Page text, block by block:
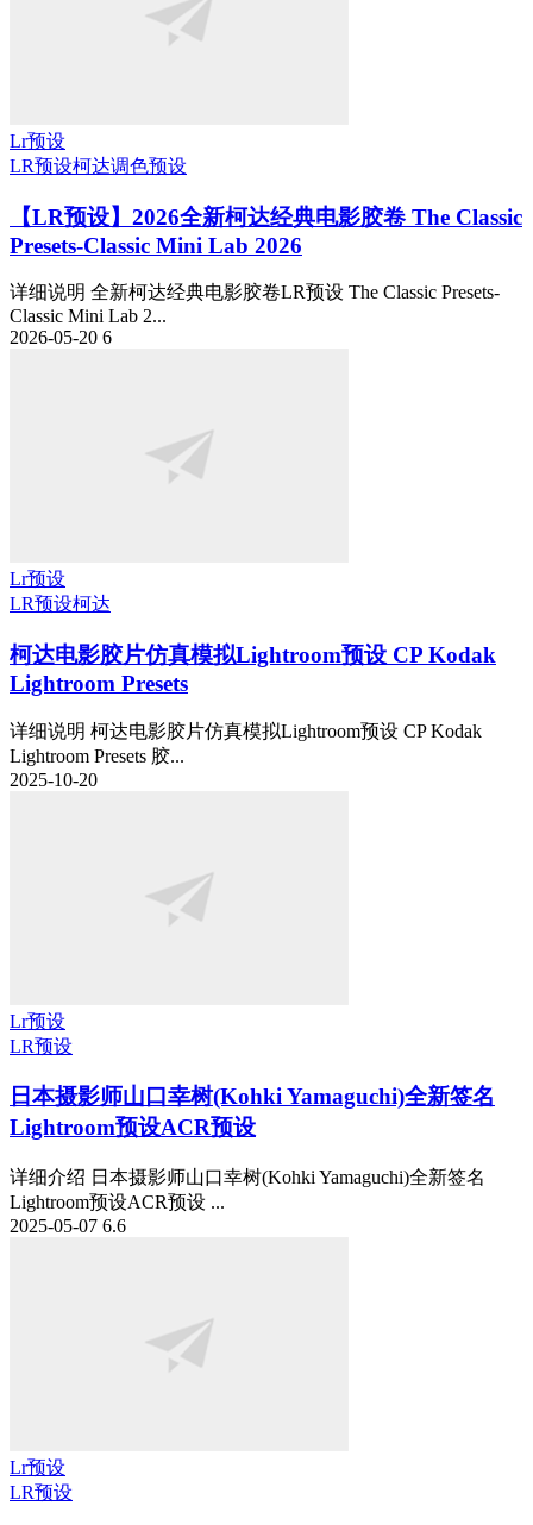
Lr预设
LR预设柯达调色预设
【LR预设】2026全新柯达经典电影胶卷 The Classic
Presets-Classic Mini Lab 2026
详细说明 全新柯达经典电影胶卷LR预设 The Classic Presets-
Classic Mini Lab 2...
2026-05-20 6
Lr预设
LR预设柯达
柯达电影胶片仿真模拟Lightroom预设 CP Kodak
Lightroom Presets
详细说明 柯达电影胶片仿真模拟Lightroom预设 CP Kodak
Lightroom Presets 胶...
2025-10-20
Lr预设
LR预设
日本摄影师山口幸树(Kohki Yamaguchi)全新签名
Lightroom预设ACR预设
详细介绍 日本摄影师山口幸树(Kohki Yamaguchi)全新签名
Lightroom预设ACR预设 ...
2025-05-07 6.6
Lr预设
LR预设